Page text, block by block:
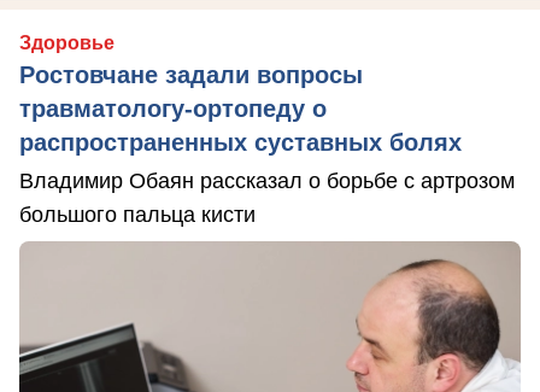
Здоровье
Ростовчане задали вопросы
травматологу-ортопеду о
распространенных суставных болях
Владимир Обаян рассказал о борьбе с артрозом
большого пальца кисти